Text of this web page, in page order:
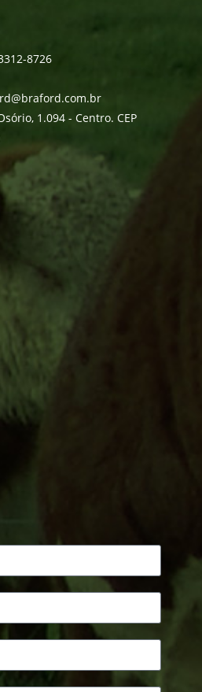
8726
1.094 - Centro. CEP